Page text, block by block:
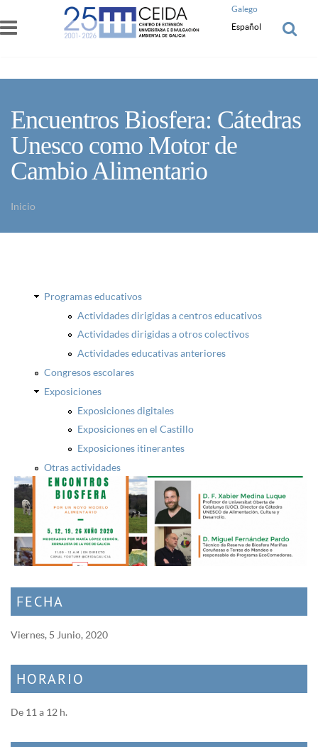
Pasar al contenido principal
Galego
Español
Encuentros Biosfera: Cátedras
Unesco como Motor de
Cambio Alimentario
Inicio
Programas educativos
Actividades dirigidas a centros educativos
Actividades dirigidas a otros colectivos
Actividades educativas anteriores
Congresos escolares
Exposiciones
Exposiciones digitales
Exposiciones en el Castillo
Exposiciones itinerantes
Otras actividades
FECHA
Viernes, 5 Junio, 2020
HORARIO
De 11 a 12 h.